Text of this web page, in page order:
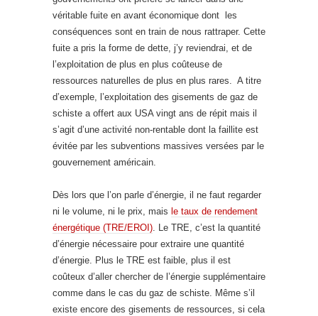
véritable fuite en avant économique dont les
conséquences sont en train de nous rattraper. Cette
fuite a pris la forme de dette, j’y reviendrai, et de
l’exploitation de plus en plus coûteuse de
ressources naturelles de plus en plus rares. A titre
d’exemple, l’exploitation des gisements de gaz de
schiste a offert aux USA vingt ans de répit mais il
s’agit d’une activité non-rentable dont la faillite est
évitée par les subventions massives versées par le
gouvernement américain.
Dès lors que l’on parle d’énergie, il ne faut regarder
ni le volume, ni le prix, mais le taux de rendement
énergétique (TRE/EROI) . Le TRE, c’est la quantité
d’énergie nécessaire pour extraire une quantité
d’énergie. Plus le TRE est faible, plus il est
coûteux d’aller chercher de l’énergie supplémentaire
comme dans le cas du gaz de schiste. Même s’il
existe encore des gisements de ressources, si cela